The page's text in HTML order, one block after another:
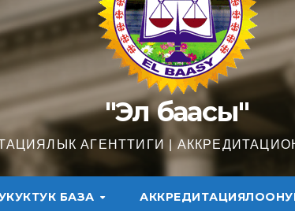
"Эл баасы"
АГЕНТТИГИ |
БАЗА